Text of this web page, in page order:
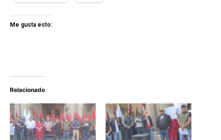
Me gusta esto:
Relacionado